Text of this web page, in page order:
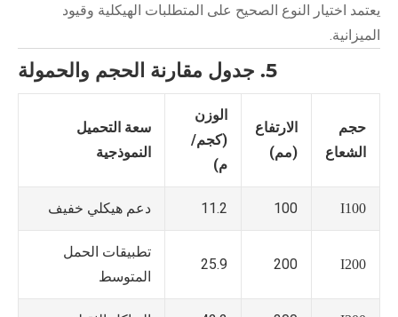
يعتمد اختيار النوع الصحيح على المتطلبات الهيكلية وقيود
الميزانية.
5. جدول مقارنة الحجم والحمولة
حجم
الشعاع
الارتفاع
(مم)
الوزن
(كجم/
م)
سعة التحميل
النموذجية
I100
100
11.2 دعم هيكلي خفيف
I200
200
25.9
تطبيقات الحمل
المتوسط